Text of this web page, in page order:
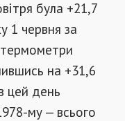
була +21,7
1 червня за
термометри
на +31,6
цей день
му — всього